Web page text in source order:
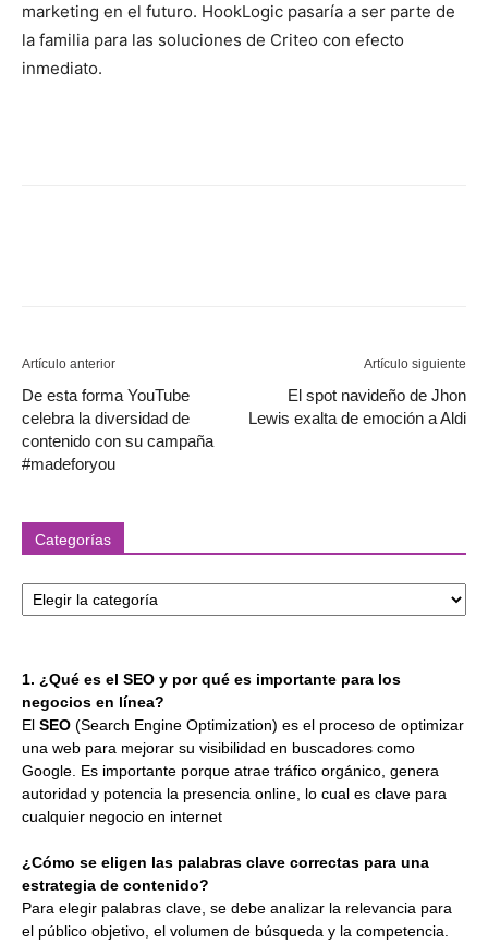
marketing en el futuro. HookLogic pasaría a ser parte de
la familia para las soluciones de Criteo con efecto
inmediato.
Artículo anterior
De esta forma YouTube
celebra la diversidad de
contenido con su campaña
#madeforyou
Artículo siguiente
El spot navideño de Jhon
Lewis exalta de emoción a Aldi
Categorías
Categorías
1. ¿Qué es el SEO y por qué es importante para los
negocios en línea?
El SEO (Search Engine Optimization) es el proceso de optimizar
una web para mejorar su visibilidad en buscadores como
Google. Es importante porque atrae tráfico orgánico, genera
autoridad y potencia la presencia online, lo cual es clave para
cualquier negocio en internet
¿Cómo se eligen las palabras clave correctas para una
estrategia de contenido?
Para elegir palabras clave, se debe analizar la relevancia para
el público objetivo, el volumen de búsqueda y la competencia.